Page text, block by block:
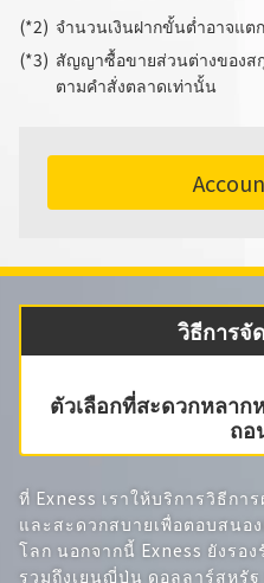
จำนวนเงินฝากขั้นต่ำอาจแต
สัญญาซื้อขายส่วนต่างของสกุ
ตามคำสั่งตลาดเท่านั้น
วิธีการจั
ตัวเลือกที่สะดวกหลาก
ถอ
ที่ Exness เราให้บริการวิธีกา
และสะดวกสบายเพื่อตอบสนอ
โลก นอกจากนี้ Exness ยังรอ
รวมถึงเยนญี่ปุ่น ดอลลาร์สหรั